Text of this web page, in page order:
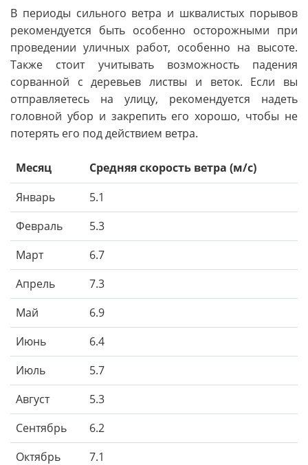
В периоды сильного ветра и шквалистых порывов
рекомендуется быть особенно осторожными при
проведении уличных работ, особенно на высоте.
Также стоит учитывать возможность падения
сорванной с деревьев листвы и веток. Если вы
отправляетесь на улицу, рекомендуется надеть
головной убор и закрепить его хорошо, чтобы не
потерять его под действием ветра.
Месяц
Средняя скорость ветра (м/с)
Январь
5.1
Февраль
5.3
Март
6.7
Апрель
7.3
Май
6.9
Июнь
6.4
Июль
5.7
Август
5.3
Сентябрь
6.2
Октябрь
7.1